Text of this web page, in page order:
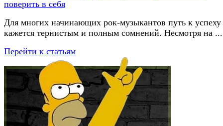
Для многих начинающих рок-музыкантов путь к успеху
кажется тернистым и полным сомнений. Несмотря на ...
Перейти к статьям